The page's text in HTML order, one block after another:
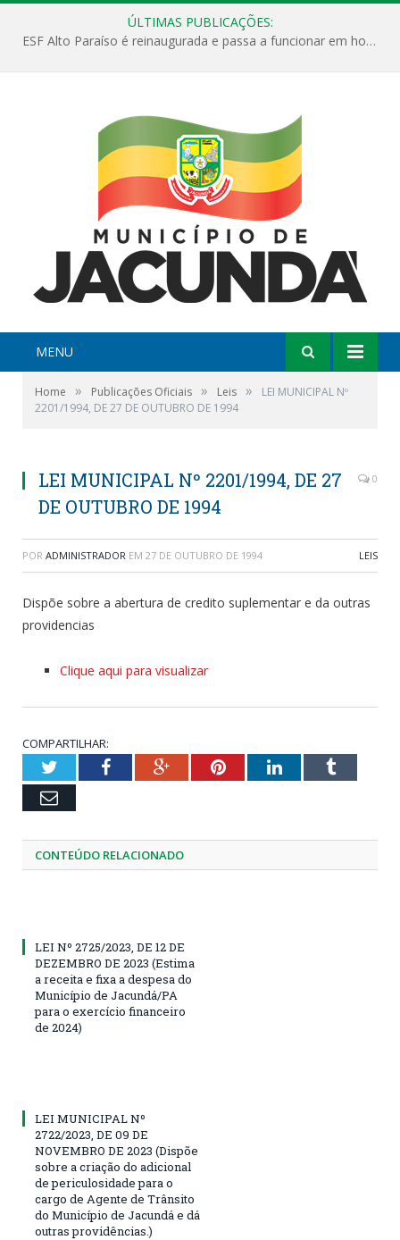
ÚLTIMAS PUBLICAÇÕES:
ESF Alto Paraíso é reinaugurada e passa a funcionar em horário estendido
MENU
Home » Publicações Oficiais » Leis »
LEI MUNICIPAL Nº
2201/1994, DE 27 DE OUTUBRO DE 1994
LEI MUNICIPAL Nº 2201/1994, DE 27
DE OUTUBRO DE 1994
0
POR ADMINISTRADOR EM 27 DE OUTUBRO DE 1994 LEIS
Dispõe sobre a abertura de credito suplementar e da outras
providencias
Clique aqui para visualizar
COMPARTILHAR:
TwitterFacebookGoogle+PinterestLinkedInTumblr
Email
CONTEÚDO RELACIONADO
LEI Nº 2725/2023, DE 12 DE
DEZEMBRO DE 2023 (Estima
a receita e fixa a despesa do
Município de Jacundá/PA
para o exercício financeiro
de 2024)
LEI MUNICIPAL Nº
2722/2023, DE 09 DE
NOVEMBRO DE 2023 (Dispõe
sobre a criação do adicional
de periculosidade para o
cargo de Agente de Trânsito
do Município de Jacundá e dá
outras providências.)